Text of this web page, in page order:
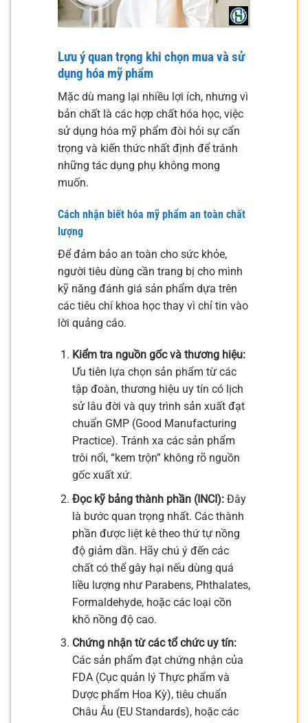
Lưu ý quan trọng khi chọn mua và sử
dụng hóa mỹ phẩm
Mặc dù mang lại nhiều lợi ích, nhưng vì
bản chất là các hợp chất hóa học, việc
sử dụng hóa mỹ phẩm đòi hỏi sự cẩn
trọng và kiến thức nhất định để tránh
những tác dụng phụ không mong
muốn.
Cách nhận biết hóa mỹ phẩm an toàn chất
lượng
Để đảm bảo an toàn cho sức khỏe,
người tiêu dùng cần trang bị cho mình
kỹ năng đánh giá sản phẩm dựa trên
các tiêu chí khoa học thay vì chỉ tin vào
lời quảng cáo.
Kiểm tra nguồn gốc và thương hiệu:
Ưu tiên lựa chọn sản phẩm từ các
tập đoàn, thương hiệu uy tín có lịch
sử lâu đời và quy trình sản xuất đạt
chuẩn GMP (Good Manufacturing
Practice). Tránh xa các sản phẩm
trôi nổi, “kem trộn” không rõ nguồn
gốc xuất xứ.
Đọc kỹ bảng thành phần (INCI):Đây
là bước quan trọng nhất. Các thành
phần được liệt kê theo thứ tự nồng
độ giảm dần. Hãy chú ý đến các
chất có thể gây hại nếu dùng quá
liều lượng như Parabens, Phthalates,
Formaldehyde, hoặc các loại cồn
khô nồng độ cao.
Chứng nhận từ các tổ chức uy tín:
Các sản phẩm đạt chứng nhận của
FDA (Cục quản lý Thực phẩm và
Dược phẩm Hoa Kỳ), tiêu chuẩn
Châu Âu (EU Standards), hoặc các